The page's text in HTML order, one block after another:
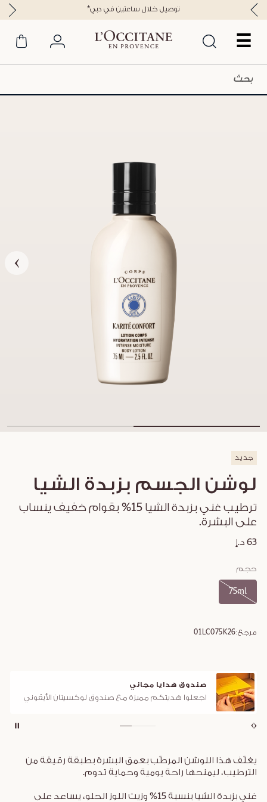
☰
*توصيل خلال ساعتين في دبي
جديد
لوشن الجسم بزبدة الشيا
ترطيب غني بزبدة الشيا 15% بقوام خفيف ينساب
على البشرة.
63 د.إ
حجم
75ml
مرجع:01LC075K26
صندوق هدايا مجاني
اجعلوا هديتكم مميزة مع صندوق لوكسيتان الأيقوني
يغلّف هذا اللوشن المرطّب بعمق البشرة بطبقة رقيقة من
الترطيب، ليمنحها راحة يومية وحماية تدوم.
غني بزبدة الشيا بنسبة 15% وزيت اللوز الحلو، يساعد على